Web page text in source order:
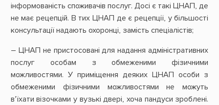
інформованість споживачів послуг. Досі є такі ЦНАП, де
не має рецепцій. В тих ЦНАП де є рецепції, у більшості
консультації надають охоронці, замість спеціалістів;
– ЦНАП не пристосовані для надання адміністративних
послуг особам з обмеженими фізичними
можливостями. У приміщення деяких ЦНАП особи з
обмеженими фізичними можливостями не можуть
в’їхати візочками у вузькі двері, хоча пандуси зроблені.